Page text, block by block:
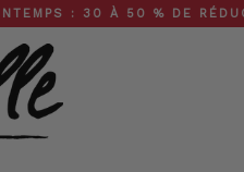
30 À 50 % DE RÉDUCTION